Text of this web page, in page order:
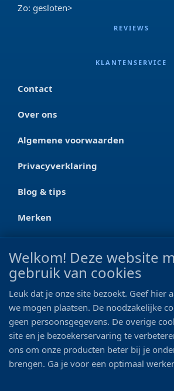
Zo: gesloten>
REVIEWS
KLANTENSERVICE
Contact
Over ons
Algemene voorwaarden
Privacyverklaring
Blog & tips
Merken
CONTACT
Ootmarsumseweg 125a
0546 - 622 990
06 - 11 19 81 42
info@bo-vis.nl
Welkom! Deze website
gebruik van cookies
Leuk dat je onze site bezoekt. Geef hier
we mogen plaatsen. De noodzakelijke
geen persoonsgegevens. De overige
site en je bezoekerservaring te
ons om onze producten beter bij je
brengen. Ga je voor een optimaal